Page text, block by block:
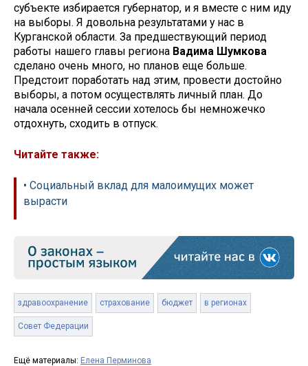
субъекте избирается губернатор, и я вместе с ним иду
на выборы. Я довольна результатами у нас в
Курганской области. За предшествующий период
работы нашего главы региона Вадима Шумкова
сделано очень много, но планов еще больше.
Предстоит поработать над этим, провести достойно
выборы, а потом осуществлять личный план. До
начала осенней сессии хотелось бы немножечко
отдохнуть, сходить в отпуск.
Читайте также:
• Социальный вклад для малоимущих может
вырасти
здравоохранение страхование бюджет в регионах
Совет Федерации
Ещё материалы: Елена Перминова